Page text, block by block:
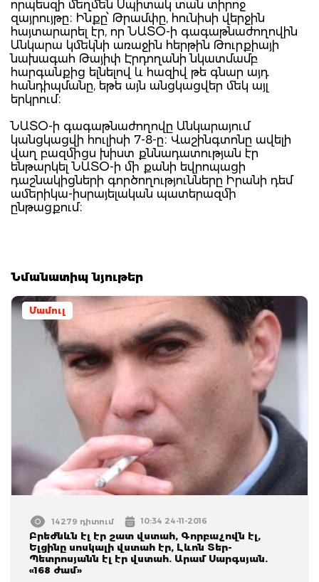
որպեսզի մեղմեն Սպիտակ տան տիրոջ
զայրույթը։ Ինքը՝ Թրամփը, հունիսի վերջին
հայտարարել էր, որ ՆԱՏՕ-ի գագաթնաժողովին
Անկարա կմեկնի առաջին հերթին Թուրքիայի
նախագահ Թայիփ Էրդողանի նկատմամբ
հարգանքից ելնելով և հազիվ թե գնար այդ
հանդիպմանը, եթե այն անցկացվեր մեկ այլ
երկրում։
ՆԱՏՕ-ի գագաթնաժողովը Անկարայում
կանցկացվի հուլիսի 7-8-ը։ Վաշինգտոնը ավելի
վաղ բազմիցս խիստ քննադատության էր
ենթարկել ՆԱՏՕ-ի մի քանի եվրոպացի
դաշնակիցների գործողությունները Իրանի դեմ
ամերիկա-իսրայելական պատերազմի
ընթացքում։
Նմանատիպ նյութեր
Մամուլ
14279 դիտում 10:34 24-11-2016
Բրեժնևն էլ էր շատ վստահ, Գորբաչովն էլ,
Ելցինը սոսկալի վստահ էր, Լևոն Տեր-
Պետրոսյանն էլ էր վստահ. Արամ Սարգսյան.
«168 ժամ»